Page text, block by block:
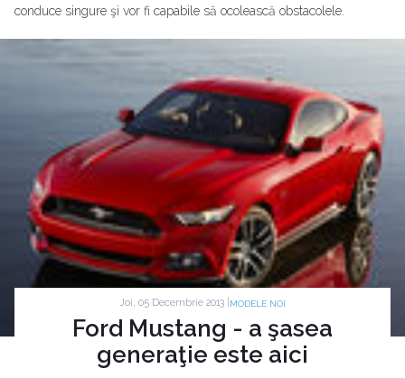
conduce singure şi vor fi capabile să ocolească obstacolele.
Joi, 05 Decembrie 2013 | MODELE NOI
Ford Mustang - a şasea
generaţie este aici